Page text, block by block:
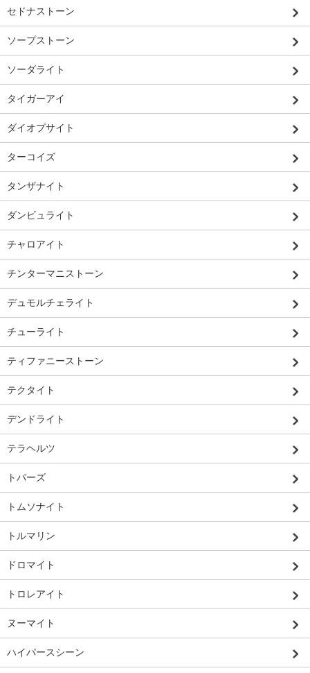
セドナストーン
ソープストーン
ソーダライト
タイガーアイ
ダイオプサイト
ターコイズ
タンザナイト
ダンビュライト
チャロアイト
チンターマニストーン
デュモルチェライト
チューライト
ティファニーストーン
テクタイト
デンドライト
テラヘルツ
トパーズ
トムソナイト
トルマリン
ドロマイト
トロレアイト
ヌーマイト
ハイパースシーン